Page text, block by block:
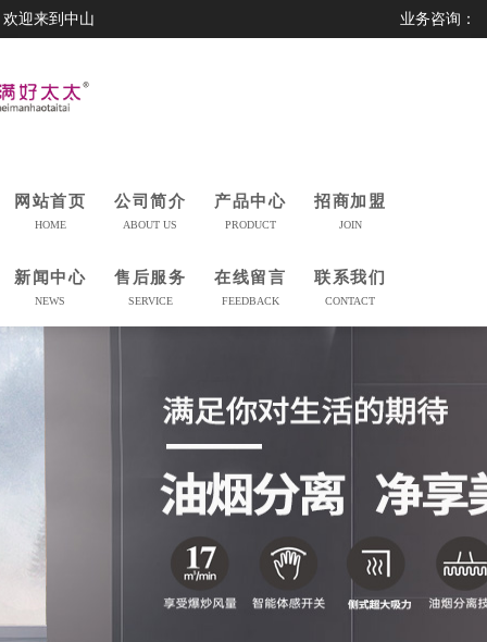
欢迎来到中山
科技有限公司
业务咨询：
网站首页
HOME
公司简介
ABOUT US
产品中心
PRODUCT
招商加盟
JOIN
新闻中心
NEWS
售后服务
SERVICE
在线留言
FEEDBACK
联系我们
CONTACT